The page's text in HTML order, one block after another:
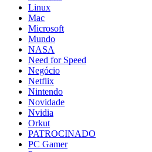
Linux
Mac
Microsoft
Mundo
NASA
Need for Speed
Negócio
Netflix
Nintendo
Novidade
Nvidia
Orkut
PATROCINADO
PC Gamer